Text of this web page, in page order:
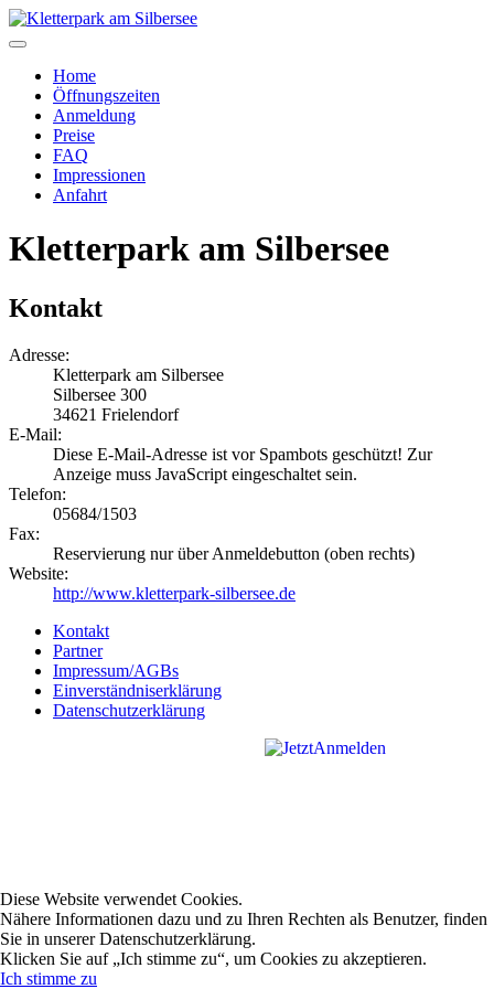
Home
Öffnungszeiten
Anmeldung
Preise
FAQ
Impressionen
Anfahrt
Kletterpark am Silbersee
Kontakt
Adresse:
Kletterpark am Silbersee
Silbersee 300
34621 Frielendorf
E-Mail:
Diese E-Mail-Adresse ist vor Spambots geschützt! Zur
Anzeige muss JavaScript eingeschaltet sein.
Telefon:
05684/1503
Fax:
Reservierung nur über Anmeldebutton (oben rechts)
Website:
http://www.kletterpark-silbersee.de
Kontakt
Partner
Impressum/AGBs
Einverständniserklärung
Datenschutzerklärung
Diese Website verwendet Cookies.
Nähere Informationen dazu und zu Ihren Rechten als Benutzer, finden
Sie in unserer Datenschutzerklärung.
Klicken Sie auf „Ich stimme zu“, um Cookies zu akzeptieren.
Ich stimme zu